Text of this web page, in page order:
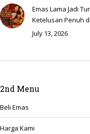
Emas Lama Jadi
Ketelusan Penuh
July 13, 2026
2nd Menu
Beli Emas
Harga Kami